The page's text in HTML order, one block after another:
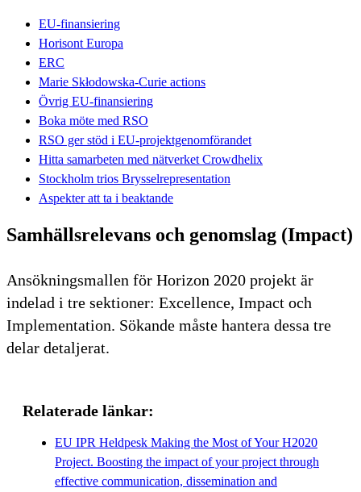
EU-finansiering
Horisont Europa
ERC
Marie Skłodowska-Curie actions
Övrig EU-finansiering
Boka möte med RSO
RSO ger stöd i EU-projektgenomförandet
Hitta samarbeten med nätverket Crowdhelix
Stockholm trios Brysselrepresentation
Aspekter att ta i beaktande
Samhällsrelevans och genomslag (Impact)
Ansökningsmallen för Horizon 2020 projekt är
indelad i tre sektioner: Excellence, Impact och
Implementation. Sökande måste hantera dessa tre
delar detaljerat.
Relaterade länkar:
EU IPR Heldpesk Making the Most of Your H2020
Project. Boosting the impact of your project through
effective communication, dissemination and